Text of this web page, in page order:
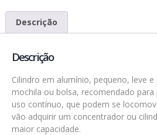
Descrição
Descrição
Cilindro em alumínio, pequeno, leve
mochila ou bolsa, recomendado
uso contínuo, que podem se
vão adquirir um concentrador ou
maior capacidade.